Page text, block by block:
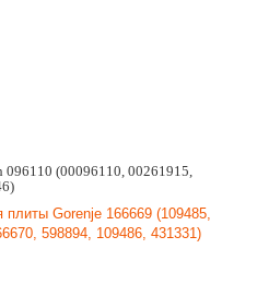
096110 (00096110, 00261915,